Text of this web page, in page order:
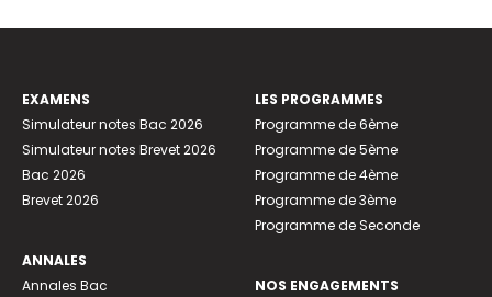
EXAMENS
Simulateur notes Bac 2026
Simulateur notes Brevet 2026
Bac 2026
Brevet 2026
ANNALES
Annales Bac
LES PROGRAMMES
Programme de 6ème
Programme de 5ème
Programme de 4ème
Programme de 3ème
Programme de Seconde
NOS ENGAGEMENTS